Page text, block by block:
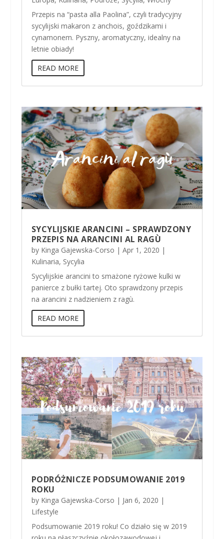
Przepis na “pasta alla Paolina”, czyli tradycyjny
sycylijski makaron z anchois, goździkami i
cynamonem. Pyszny, aromatyczny, idealny na
letnie obiady!
READ MORE
SYCYLIJSKIE ARANCINI – SPRAWDZONY
PRZEPIS NA ARANCINI AL RAGÙ
by Kinga Gajewska-Corso | Apr 1, 2020 |
Kulinaria, Sycylia
Sycylijskie arancini to smażone ryżowe kulki w
panierce z bułki tartej. Oto sprawdzony przepis
na arancini z nadzieniem z ragù.
READ MORE
PODRÓŻNICZE PODSUMOWANIE 2019
ROKU
by Kinga Gajewska-Corso | Jan 6, 2020 |
Lifestyle
Podsumowanie 2019 roku! Co działo się w 2019